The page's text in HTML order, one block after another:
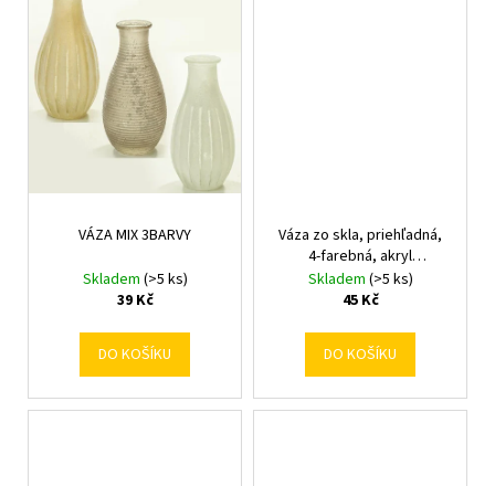
VÁZA MIX 3BARVY
Skladem (>5 ks)
39 Kč
DO KOŠÍKU
Váza zo skla, priehľadná,
4-farebná, akryl
V10/pr.5,5cm
Skladem (>5 ks)
45 Kč
DO KOŠÍKU
m